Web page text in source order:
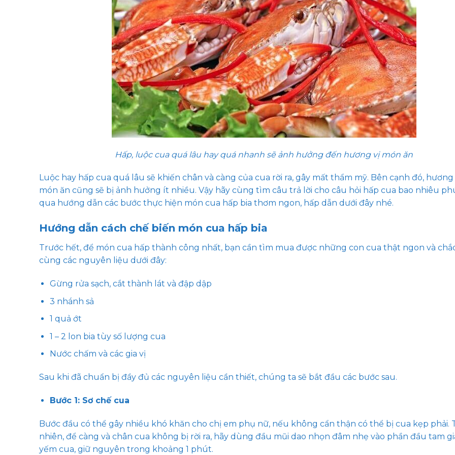
Hấp, luộc cua quá lâu hay quá nhanh sẽ ảnh hưởng đến hương vị món ăn
Luộc hay hấp cua quá lâu sẽ khiến chân và càng của cua rời ra, gây mất thẩm mỹ. Bên cạnh đó, hương
món ăn cũng sẽ bị ảnh hưởng ít nhiều. Vậy hãy cùng tìm câu trả lời cho câu hỏi hấp cua bao nhiêu
qua hướng dẫn các bước thực hiện món cua hấp bia thơm ngon, hấp dẫn dưới đây nhé.
Hướng dẫn cách chế biến món cua hấp bia
Trước hết, để món cua hấp thành công nhất, bạn cần tìm mua được những con cua thật ngon và
cùng các nguyên liệu dưới đây:
Gừng rửa sạch, cắt thành lát và đập dập
3 nhánh sả
1 quả ớt
1 – 2 lon bia tùy số lượng cua
Nước chấm và các gia vị
Sau khi đã chuẩn bị đầy đủ các nguyên liệu cần thiết, chúng ta sẽ bắt đầu các bước sau.
Bước 1: Sơ chế cua
Bước đầu có thể gây nhiều khó khăn cho chị em phụ nữ, nếu không cẩn thận có thể bị cua kẹp phải.
nhiên, để càng và chân cua không bị rời ra, hãy dùng đầu mũi dao nhọn đâm nhẹ vào phần đầu tam
yếm cua, giữ nguyên trong khoảng 1 phút.